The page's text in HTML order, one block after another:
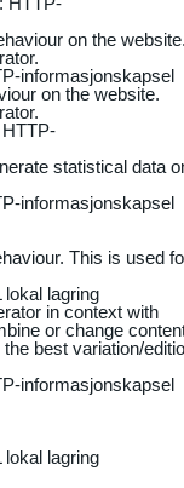
on the
informasjonskapsel
on the website.
HTTP-
statistical data
informasjonskapsel
This is used
lokal lagring
in context with
or change
best variation/
informasjonskapsel
lokal lagring